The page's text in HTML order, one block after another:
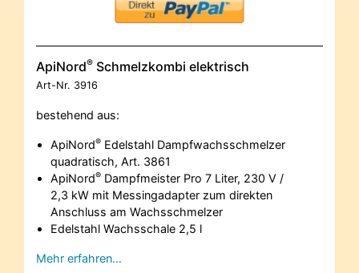
ApiNord® Schmelzkombi elektrisch
Art-Nr. 3916
bestehend aus:
ApiNord®Edelstahl Dampfwachsschmelzer
quadratisch, Art. 3861
ApiNord®Dampfmeister Pro 7 Liter, 230 V /
2,3 kW mit Messingadapter zum direkten
Anschluss am Wachsschmelzer
Edelstahl Wachsschale 2,5 l
Mehr erfahren…